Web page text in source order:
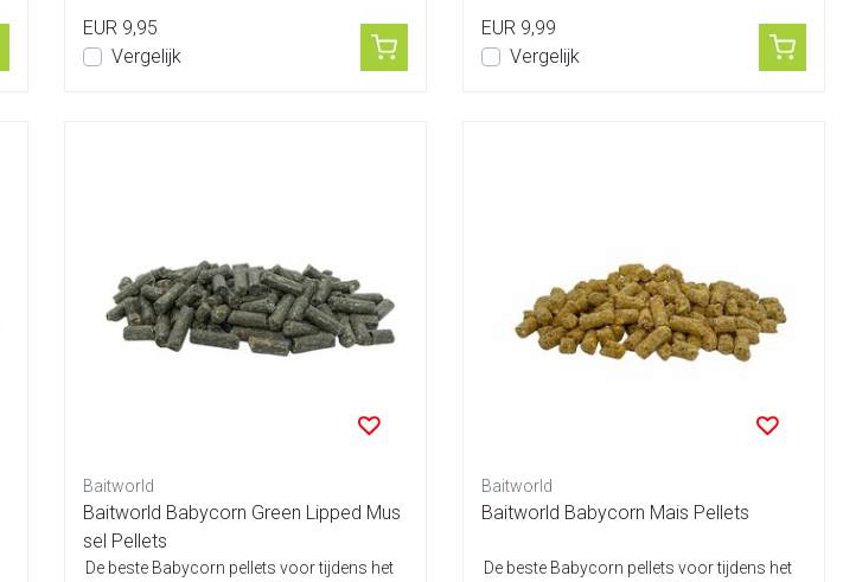
EUR 9,95
Vergelijk
EUR 9,99
Vergelijk
Baitworld
Baitworld Babycorn Green Lipped Mus
sel Pellets
De beste Babycorn pellets voor tijdens het
Baitworld
Baitworld Babycorn Mais Pellets
De beste Babycorn pellets voor tijdens het